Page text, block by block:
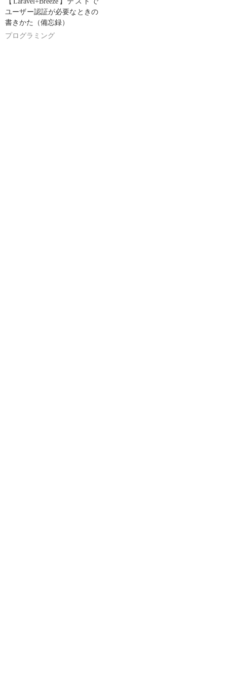
ユーザー認証が必要なときの
書きかた（備忘録）
プログラミング